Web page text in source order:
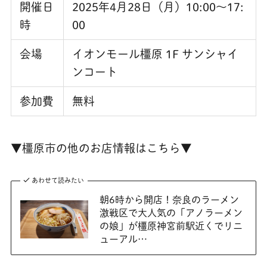
開催日
時
2025年4月28日（月）10:00～17:
00
会場
イオンモール橿原 1F サンシャイ
ンコート
参加費 無料
▼橿原市の他のお店情報はこちら▼
あわせて読みたい
朝6時から開店！奈良のラーメン
激戦区で大人気の「アノラーメン
の娘」が橿原神宮前駅近くでリニ
ューアル…